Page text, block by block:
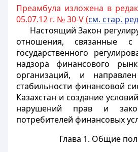
Преамбула изложена в
05.07.12 г. № 30-V (см. стар.
Настоящий Закон
отношения, связанные с
государственного
надзора финансового
организаций, и
стабильности финансовой
Казахстан и создание
нарушений прав и
потребителей финансовых
Глава 1. Общие